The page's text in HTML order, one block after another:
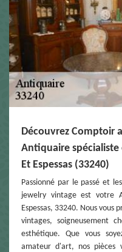
Découvrez Comptoir
Antiquaire
Et Espessas (33240)
Passionné par le passé et
jewelry vintage est votre
Espessas, 33240. Nous vous
vintages, soigneusement
esthétique. Que vous
amateur d'art, nos pièces